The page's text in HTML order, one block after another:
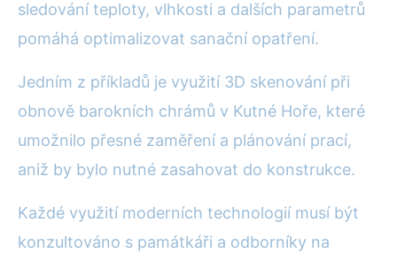
sledování teploty, vlhkosti a dalších parametrů
pomáhá optimalizovat sanační opatření.
Jedním z příkladů je využití 3D skenování při
obnově barokních chrámů v Kutné Hoře, které
umožnilo přesné zaměření a plánování prací,
aniž by bylo nutné zasahovat do konstrukce.
Každé využití moderních technologií musí být
konzultováno s památkáři a odborníky na